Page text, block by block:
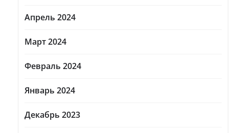
Апрель 2024
Март 2024
Февраль 2024
Январь 2024
Декабрь 2023